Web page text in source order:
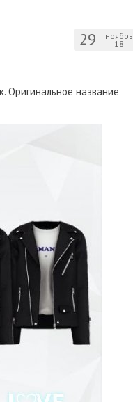
29 ноябрь
18
Оригинальное название